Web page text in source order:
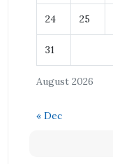
August 2026
24 25
31
« Dec